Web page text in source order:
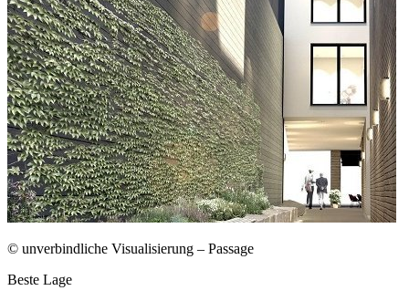
© unverbindliche Visualisierung – Passage
Beste Lage